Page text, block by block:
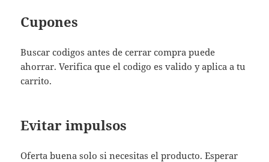
Cupones
Buscar codigos antes de cerrar compra puede
ahorrar. Verifica que el codigo es valido y aplica a tu
carrito.
Evitar impulsos
Oferta buena solo si necesitas el producto. Esperar